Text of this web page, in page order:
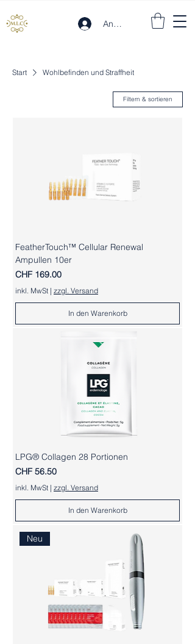
Anmelden
Start Wohlbefinden und Straffheit
Filtern & sortieren
FeatherTouch™ Cellular Renewal
Ampullen 10er
Preis
CHF 169.00
inkl. MwSt | zzgl. Versand
In den Warenkorb
LPG® Collagen 28 Portionen
Preis
CHF 56.50
inkl. MwSt | zzgl. Versand
In den Warenkorb
Neu